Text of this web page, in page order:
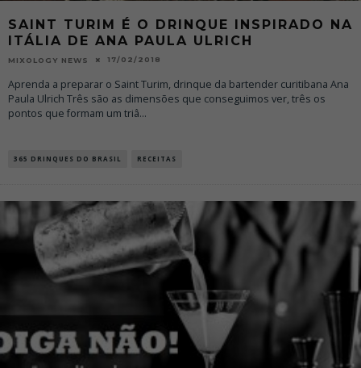
SAINT TURIM É O DRINQUE INSPIRADO NA
ITÁLIA DE ANA PAULA ULRICH
MIXOLOGY NEWS 17/02/2018
Aprenda a preparar o Saint Turim, drinque da bartender curitibana Ana
Paula Ulrich Três são as dimensões que conseguimos ver, três os
pontos que formam um triâ...
365 DRINQUES DO BRASIL RECEITAS